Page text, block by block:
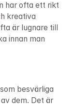
har ofta ett rikt
kreativa
är lugnare till
innan man
besvärliga
dem. Det är